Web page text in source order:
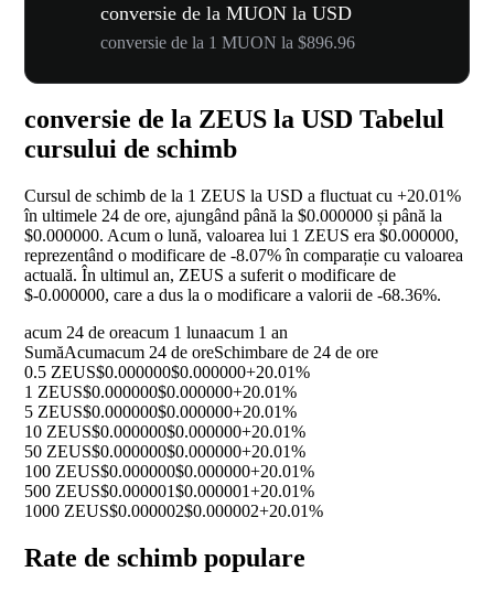
conversie de la MUON la USD
conversie de la 1 MUON la $896.96
conversie de la ZEUS la USD Tabelul
cursului de schimb
Cursul de schimb de la 1 ZEUS la USD a fluctuat cu +20.01%
în ultimele 24 de ore, ajungând până la $0.000000 și până la
$0.000000. Acum o lună, valoarea lui 1 ZEUS era $0.000000,
reprezentând o modificare de -8.07%în comparație cu valoarea
actuală. În ultimul an, ZEUS a suferit o modificare de
$-0.000000, care a dus la o modificare a valorii de -68.36%.
acum 24 de oreacum 1 lunaacum 1 an
SumăAcumacum 24 de oreSchimbare de 24 de ore
0.5 ZEUS$0.000000$0.000000+20.01%
1 ZEUS$0.000000$0.000000+20.01%
5 ZEUS$0.000000$0.000000+20.01%
10 ZEUS$0.000000$0.000000+20.01%
50 ZEUS$0.000000$0.000000+20.01%
100 ZEUS$0.000000$0.000000+20.01%
500 ZEUS$0.000001$0.000001+20.01%
1000 ZEUS$0.000002$0.000002+20.01%
Rate de schimb populare